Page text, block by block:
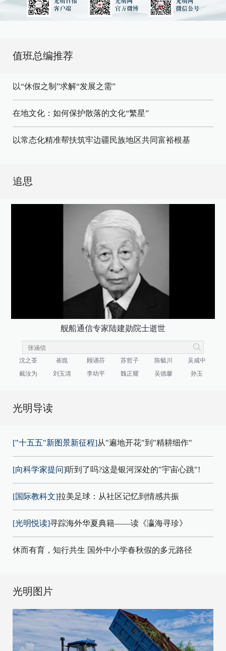
值班总编推荐
以“休假之制”求解“发展之需”
在地文化：如何保护散落的文化“繁星”
以常态化精准帮扶筑牢边疆民族地区共同富裕根基
追思
舰船通信专家陆建勋院士逝世
沈之荃 崔崑 顾诵芬 苏哲子 陈毓川
吴咸中
戴汝为
刘玉清 李幼平 魏正耀 吴德馨 孙玉
光明导读
["十五五"新图景新征程]从"遍地开花"到"精耕细作"
[向科学家提问]听到了吗?这是银河深处的"宇宙心跳"!
[国际教科文]拉美足球：从社区记忆到情感共振
[光明悦读]寻踪海外华夏典籍——读《瀛海寻珍》
休而有育，知行共生 国外中小学春秋假的多元路径
光明图片